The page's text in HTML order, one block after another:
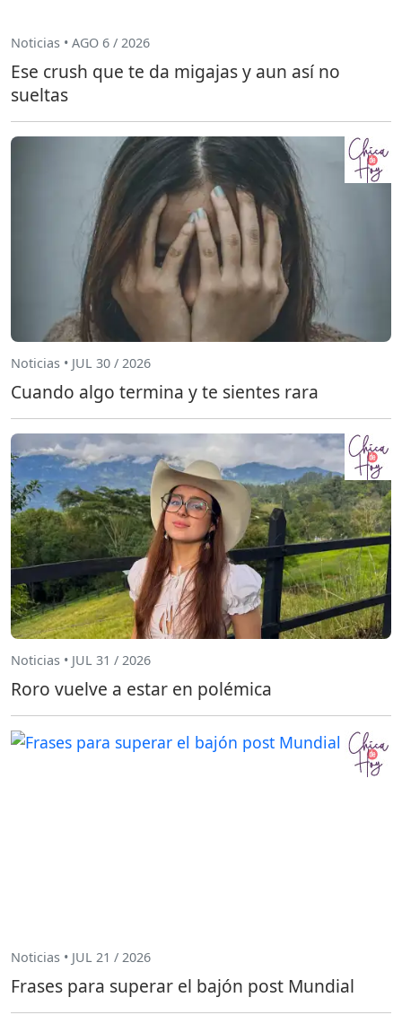
Noticias • AGO 6 / 2026
Ese crush que te da migajas y aun así no
sueltas
Noticias • JUL 30 / 2026
Cuando algo termina y te sientes rara
Noticias • JUL 31 / 2026
Roro vuelve a estar en polémica
Noticias • JUL 21 / 2026
Frases para superar el bajón post Mundial